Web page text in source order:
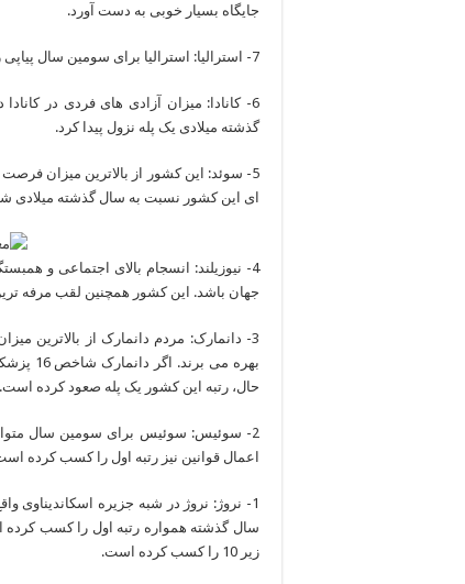
جایگاه بسیار خوبی به دست آورد.
7- استرالیا: استرالیا برای سومین سال پیاپی رتبه هفتم را کسب کرد.
6- کانادا: میزان آزادی های فردی در
گذشته میلادی یک پله نزول پیدا کرد.
5- سوئد: این کشور از بالاترین میزان
ای این کشور نسبت به سال گذشته میلادی
4- نیوزیلند: انسجام بالای اجتماعی و
جهان باشد. این کشور همچنین لقب مرفه
3- دانمارک: مردم دانمارک از بالاترین
بهره
حال، رتبه این کشور یک پله صعود کرده است.
2- سوئیس: سوئیس برای سومین سال
اعمال قوانین نیز رتبه اول را کسب کرده
سال گذشته همواره رتبه اول را کسب
زیر 10 را کسب کرده است.